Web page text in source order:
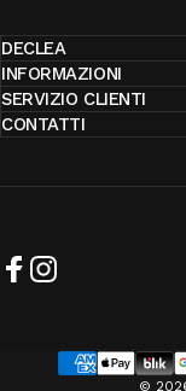
DECLEA
INFORMAZIONI
SERVIZIO CLIENTI
CONTATTI
©